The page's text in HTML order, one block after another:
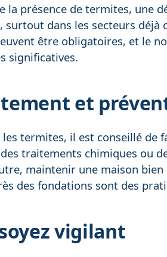
la présence de termites, une
surtout dans les secteurs déjà
être obligatoires, et le
significatives.
et
termites, il est conseillé de
traitements chimiques ou
maintenir une maison
des fondations sont des
vigilant